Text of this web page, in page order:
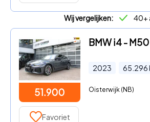
Wij vergelijken: 40+
51.900
2023 65.296
Oisterwijk (NB)
Favoriet